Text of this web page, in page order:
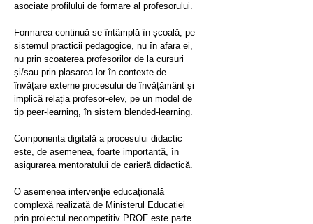
asociate profilului de formare al profesorului.
Formarea continuă se întâmplă în școală, pe
sistemul practicii pedagogice, nu în afara ei,
nu prin scoaterea profesorilor de la cursuri
și/sau prin plasarea lor în contexte de
învățare externe procesului de învățământ și
implică relația profesor-elev, pe un model de
tip peer-learning, în sistem blended-learning.
Componenta digitală a procesului didactic
este, de asemenea, foarte importantă, în
asigurarea mentoratului de carieră didactică.
O asemenea intervenție educațională
complexă realizată de Ministerul Educației
prin proiectul necompetitiv PROF este parte